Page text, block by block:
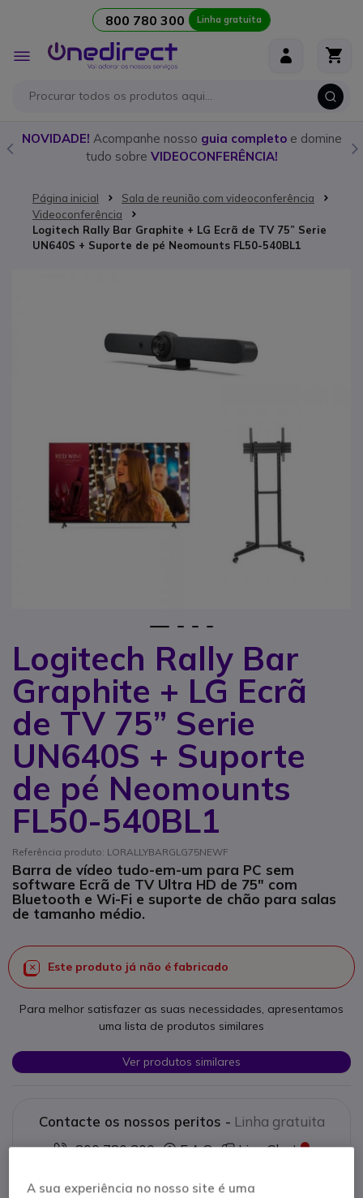
800 780 300 Linha gratuita
Alternar
Nav
NOVIDADE! Acompanhe nosso guia completoe domine
tudo sobre VIDEOCONFERÊNCIA!
Página inicial
Sala de reunião com videoconferência
Videoconferência
Logitech Rally Bar Graphite + LG Ecrã de TV 75” Serie
UN640S + Suporte de pé Neomounts FL50-540BL1
Logitech Rally Bar
Graphite + LG Ecrã
de TV 75” Serie
UN640S + Suporte
de pé Neomounts
FL50-540BL1
Referência produto: LORALLYBARGLG75NEWF
Barra de vídeo tudo-em-um para PC sem
software Ecrã de TV Ultra HD de 75" com
Bluetooth e Wi-Fi e suporte de chão para salas
de tamanho médio.
Este produto já não é fabricado
Para melhor satisfazer as suas necessidades, apresentamos
uma lista de produtos similares
Ver produtos similares
Contacte os nossos peritos - Linha gratuita
800 780 300
F.A.Q Live Chat
Saltar para o início da Galeria de imagens
A sua experiência no nosso site é uma